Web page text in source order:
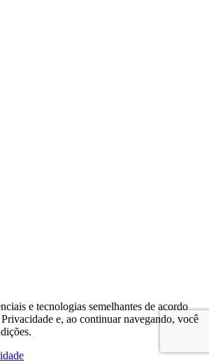
e tecnologias semelhantes de acordo
e, ao continuar navegando, você